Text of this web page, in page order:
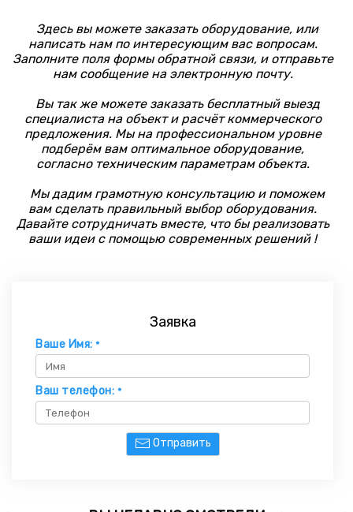
Здесь вы можете заказать оборудование, или
написать нам по интересующим вас вопросам.
Заполните поля формы обратной связи, и отправьте
нам сообщение на электронную почту.
Вы так же можете заказать бесплатный выезд
специалиста на объект и расчёт коммерческого
предложения. Мы на профессиональном уровне
подберём вам оптимальное оборудование,
согласно техническим параметрам объекта.
Мы дадим грамотную консультацию и поможем
вам сделать правильный выбор оборудования.
Давайте сотрудничать вместе, что бы реализовать
ваши идеи с помощью современных решений !
Заявка
Ваше Имя: *
Ваш телефон: *
Отправить